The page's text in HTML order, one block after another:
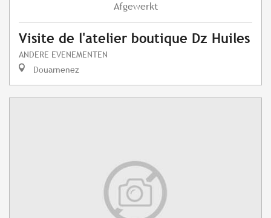
Afgewerkt
Visite de l'atelier boutique Dz Huiles
ANDERE EVENEMENTEN
Douarnenez